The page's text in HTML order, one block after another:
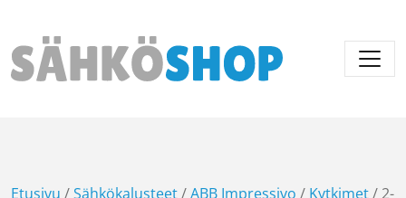
Päävalikko
Etusivu /Sähkökalusteet/ABB Impressivo / Kytkimet/ 2-